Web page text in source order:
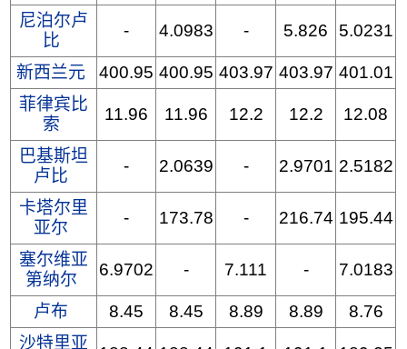
尼泊尔卢
比
- 4.0983 - 5.826 5.0231
新西兰元 400.95 400.95 403.97 403.97 401.01
菲律宾比
索
11.96 11.96 12.2 12.2 12.08
巴基斯坦
卢比
- 2.0639 - 2.9701 2.5182
卡塔尔里
亚尔
- 173.78 - 216.74 195.44
塞尔维亚
第纳尔
6.9702 - 7.111 - 7.0183
卢布 8.45 8.45 8.89 8.89
8.76
沙特里亚